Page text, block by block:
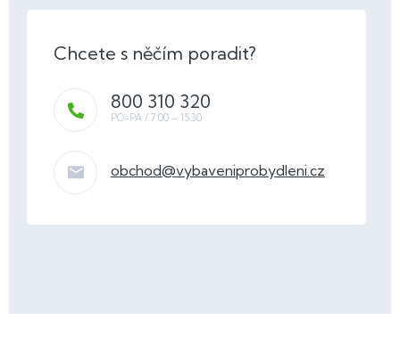
obchod@vybaveniprobydleni.cz
800 310 320